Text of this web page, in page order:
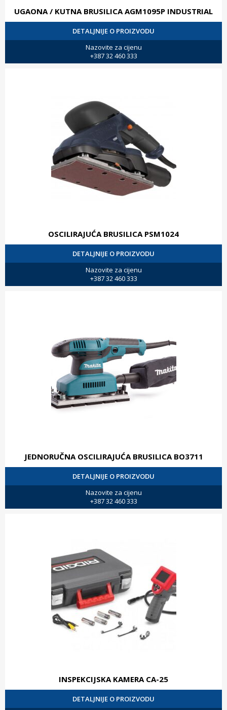
UGAONA / KUTNA BRUSILICA AGM1095P INDUSTRIAL
DETALJNIJE O PROIZVODU
Nazovite za cijenu
+387 32 460 333
OSCILIRAJUĆA BRUSILICA PSM1024
DETALJNIJE O PROIZVODU
Nazovite za cijenu
+387 32 460 333
JEDNORUČNA OSCILIRAJUĆA BRUSILICA BO3711
DETALJNIJE O PROIZVODU
Nazovite za cijenu
+387 32 460 333
INSPEKCIJSKA KAMERA CA-25
DETALJNIJE O PROIZVODU